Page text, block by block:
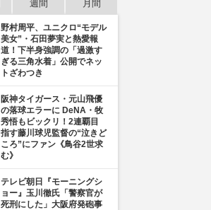
週間 月間
野村周平、ユニクロ“モデル
美女”・石田夢実と熱愛報
道！下半身強調の「過激す
ぎる三角水着」公開でネッ
トざわつき
阪神タイガース・元山飛優
の落球エラーに DeNA・牧
秀悟もビックリ！2連覇目
指す藤川球児監督の“泣きど
ころ”にファン《鳥谷2世求
む》
テレビ朝日『モーニングシ
ョー』玉川徹氏「警察官が
死刑にした」大阪府発砲事